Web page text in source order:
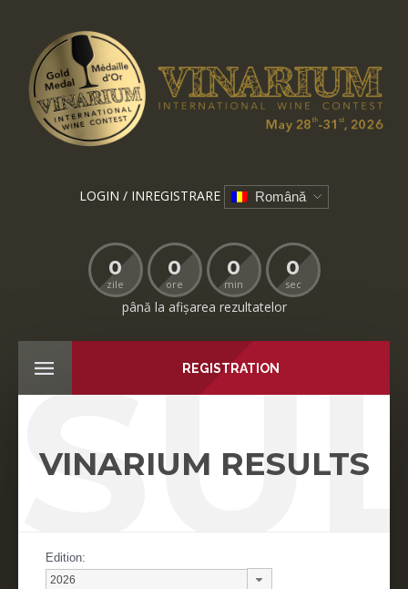
LOGIN / INREGISTRARE Română
0
zile
0
ore
0
min
0
sec
până la afișarea rezultatelor
REGISTRATION
VINARIUM RESULTS
Edition: